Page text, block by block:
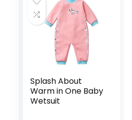
Splash About
Warm in One Baby
Wetsuit